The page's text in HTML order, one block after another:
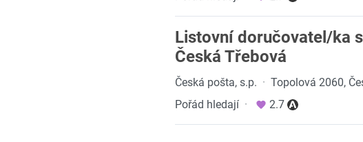
Listovní doručovatel/ka
Česká Třebová
Česká pošta, s.p. · Topolová 2060,
Pořád hledají · 2.7